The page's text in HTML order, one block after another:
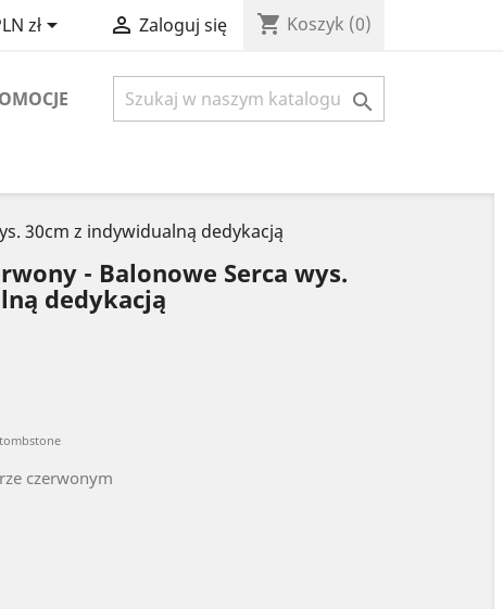
zł  Zaloguj się shopping_cart Koszyk (0)

30cm z indywidualną dedykacją
- Balonowe Serca wys.
dedykacją
czerwonym